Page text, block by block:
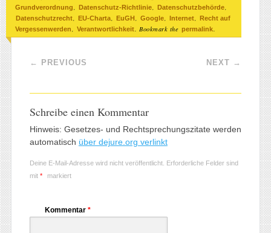
Grundverordnung
Datenschutz-Richtlinie Datenschutzbehörde
Datenschutzrecht EU-Charta EuGH Google Internet
Recht auf
Vergessenwerden
Verantwortlichkeit . Bookmark the permalink
Post navigation
← PREVIOUS NEXT →
Schreibe einen Kommentar
Hinweis: Gesetzes- und Rechtsprechungszitate werden
automatisch über dejure.org verlinkt
Deine E-Mail-Adresse wird nicht veröffentlicht. Erforderliche Felder sind
mit * markiert
Kommentar *